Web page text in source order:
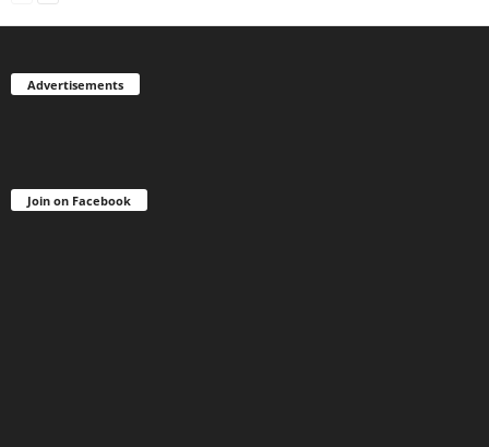
Advertisements
Join on Facebook